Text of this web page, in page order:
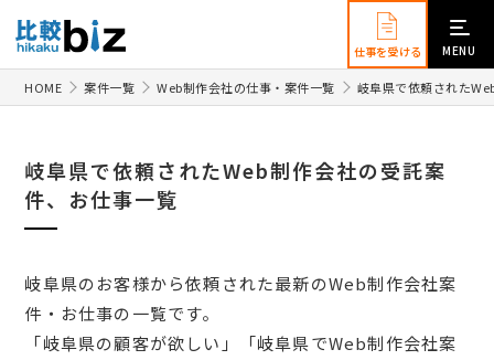
仕事を受ける MENU
HOME 案件一覧 Web制作会社の仕事・案件一覧 岐阜県で依頼された
岐阜県で依頼されたWeb制作会社の受託案
件、お仕事一覧
岐阜県のお客様から依頼された最新のWeb制作会社案
件・お仕事の一覧です。
「岐阜県の顧客が欲しい」「岐阜県でWeb制作会社案